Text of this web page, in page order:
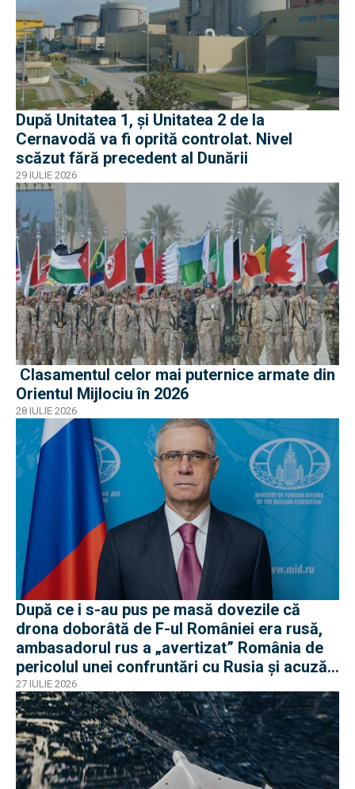
După Unitatea 1, și Unitatea 2 de la
Cernavodă va fi oprită controlat. Nivel
scăzut fără precedent al Dunării
29 IULIE 2026
Clasamentul celor mai puternice armate din
Orientul Mijlociu în 2026
28 IULIE 2026
După ce i s-au pus pe masă dovezile că
drona doborâtă de F-ul României era rusă,
ambasadorul rus a „avertizat” România de
pericolul unei confruntări cu Rusia și acuză
o „înscenare propagandistă”
27 IULIE 2026